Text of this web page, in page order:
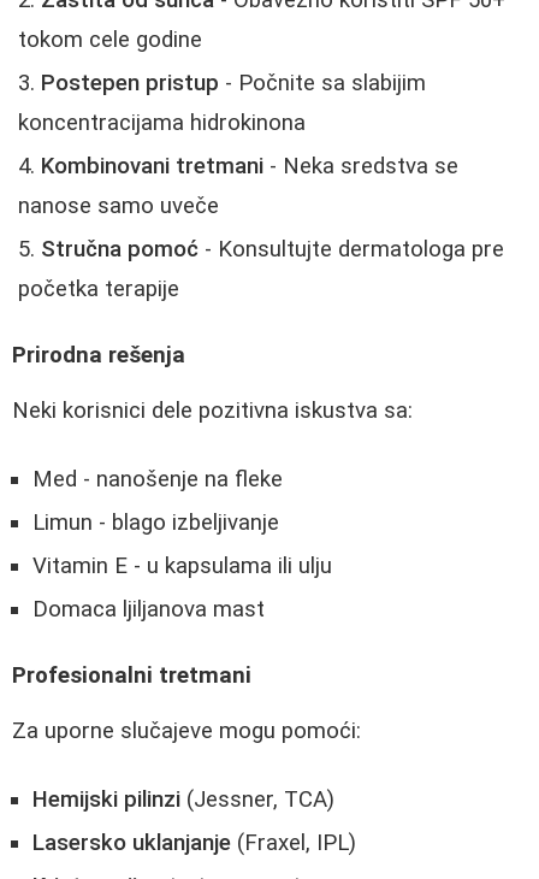
tokom cele godine
Postepen pristup - Počnite sa slabijim
koncentracijama hidrokinona
Kombinovani tretmani - Neka sredstva se
nanose samo uveče
Stručna pomoć - Konsultujte dermatologa pre
početka terapije
Prirodna rešenja
Neki korisnici dele pozitivna iskustva sa:
Med - nanošenje na fleke
Limun - blago izbeljivanje
Vitamin E - u kapsulama ili ulju
Domaca ljiljanova mast
Profesionalni tretmani
Za uporne slučajeve mogu pomoći:
Hemijski pilinzi (Jessner, TCA)
Lasersko uklanjanje (Fraxel, IPL)